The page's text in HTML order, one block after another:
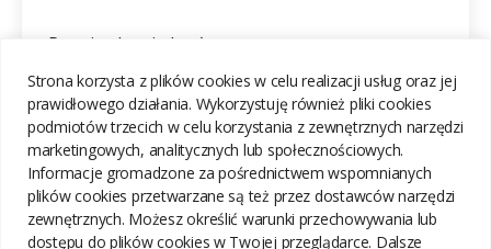
Strona korzysta z plików cookies w celu realizacji usług oraz jej
prawidłowego działania. Wykorzystuję również pliki cookies
podmiotów trzecich w celu korzystania z zewnętrznych narzędzi
marketingowych, analitycznych lub społecznościowych.
Informacje gromadzone za pośrednictwem wspomnianych
plików cookies przetwarzane są też przez dostawców narzędzi
zewnętrznych. Możesz określić warunki przechowywania lub
dostępu do plików cookies w Twojej przeglądarce. Dalsze
Potwierdzenie hasła
ZAREJESTRUJ SIĘ